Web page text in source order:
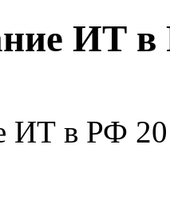
ИТ в
ИТ в РФ